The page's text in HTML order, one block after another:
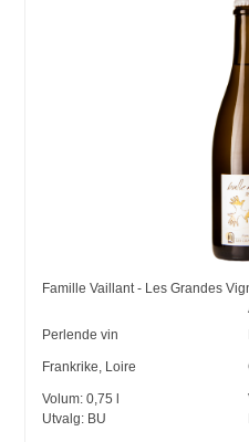
Famille Vaillant - Les Grandes
Perlende vin
Frankrike, Loire
Volum:0,75
Utvalg: BU